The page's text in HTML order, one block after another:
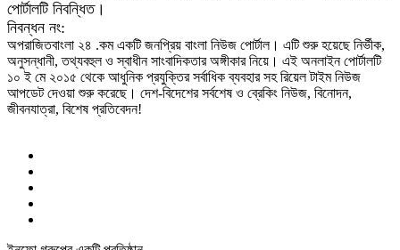
পোর্টালটি নিবন্ধিত।
নিবন্ধন নং:
অপরাজিতবাংলা ২৪ .কম একটি জনপ্রিয় বাংলা নিউজ পোর্টাল। এটি শুরু হয়েছে নির্ভীক,
অনুসন্ধানী, তথ্যবহুল ও স্বাধীন সাংবাদিকতার অঙ্গীকার নিয়ে। এই অনলাইন পোর্টালটি
১০ ই মে ২০১৫ থেকে আধুনিক প্রযুক্তির সর্বাধিক ব্যবহার সহ রিয়েল টাইম নিউজ
আপডেট দেওয়া শুরু করেছে। দেশ-বিদেশের সর্বশেষ ও ব্রেকিং নিউজ, বিনোদন,
জীবনযাত্রা, বিশেষ প্রতিবেদন!